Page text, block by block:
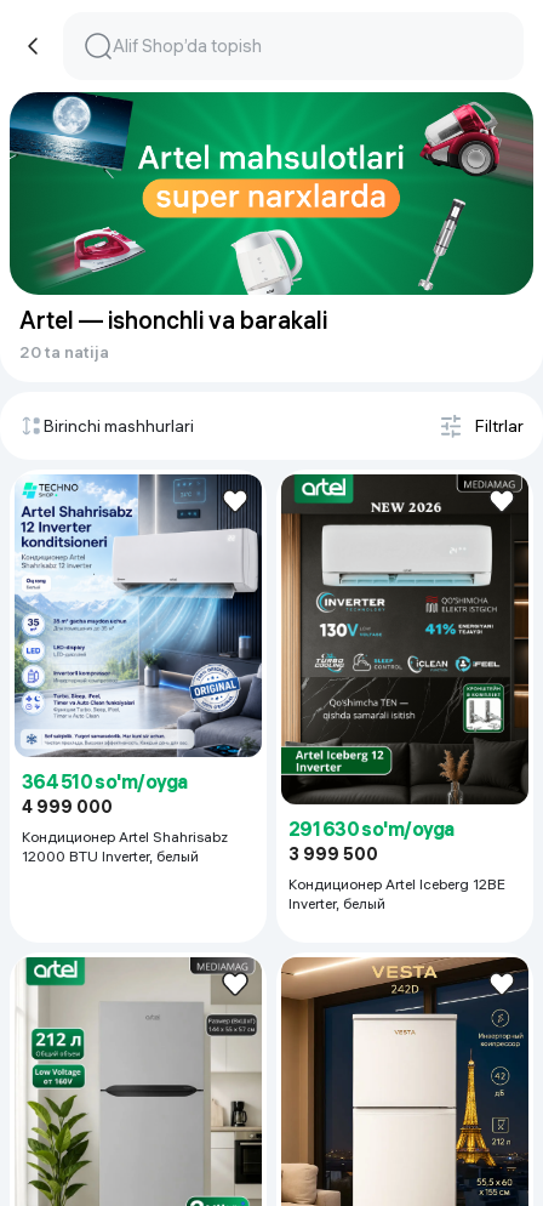
Artel — ishonchli va barakali
20 ta natija
Birinchi mashhurlari Filtrlar
364 510 so'm/oyga
4 999 000
Кондиционер Artel Shahrisabz
12000 BTU Inverter, белый
291 630 so'm/oyga
3 999 500
Кондиционер Artel Iceberg 12BE
Inverter, белый